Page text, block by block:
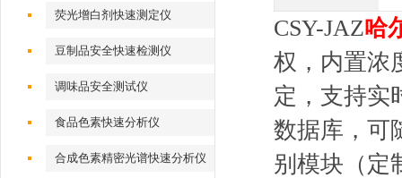
荧光增白剂快速测定仪
豆制品安全快速检测仪
调味品安全测试仪
食品色素快速分析仪
合成色素精密光谱快速分析仪
CSY-JAZ哈
权，内置浓
定，支持实
数据库，可
别模块（定